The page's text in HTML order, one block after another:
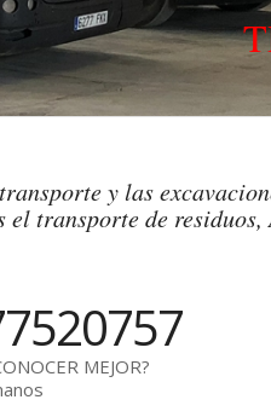
y las
transporte de
MEJOR?